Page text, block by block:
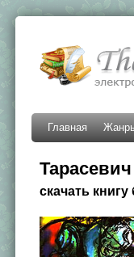
Главная
скачать